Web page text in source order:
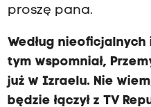
proszę pana.
Według
tym wspomniał,
już w Izraelu. Nie
będzie łączył z TV